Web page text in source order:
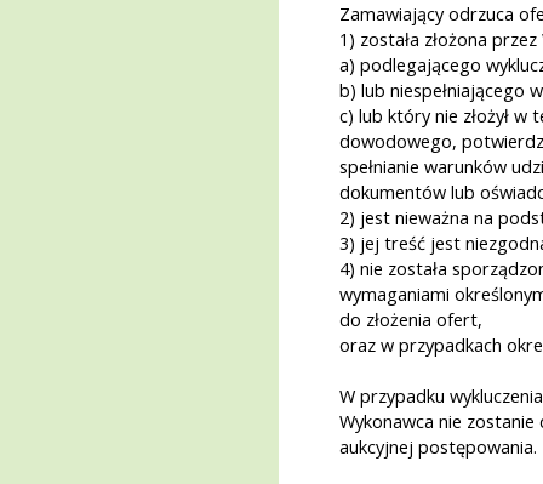
Zamawiający odrzuca
1) została złożona
a) podlegającego
b) lub niespełniającego
c) lub który nie złożył
dowodowego,
spełnianie warunków
dokumentów lub
2) jest nieważna na
3) jej treść jest
4) nie została
wymaganiami
do złożenia ofert,
oraz w przypadkach
W przypadku
Wykonawca nie
aukcyjnej postępowania.